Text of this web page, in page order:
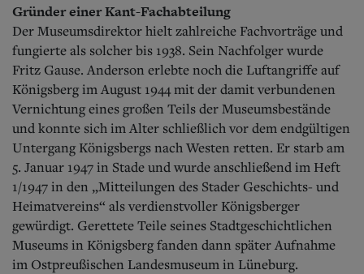
Gründer einer Kant-Fachabteilung
Der Museumsdirektor hielt zahlreiche Fachvorträge und
fungierte als solcher bis 1938. Sein Nachfolger wurde
Fritz Gause. Anderson erlebte noch die Luftangriffe auf
Königsberg im August 1944 mit der damit verbundenen
Vernichtung eines großen Teils der Museumsbestände
und konnte sich im Alter schließlich vor dem endgültigen
Untergang Königsbergs nach Westen retten. Er starb am
5. Januar 1947 in Stade und wurde anschließend im Heft
1/1947 in den „Mitteilungen des Stader Geschichts- und
Heimatvereins“ als verdienstvoller Königsberger
gewürdigt. Gerettete Teile seines Stadtgeschichtlichen
Museums in Königsberg fanden dann später Aufnahme
im Ostpreußischen Landesmuseum in Lüneburg.